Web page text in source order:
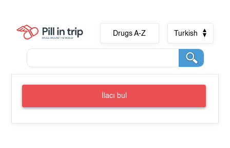
Drugs A-Z Turkish
İlacı bul